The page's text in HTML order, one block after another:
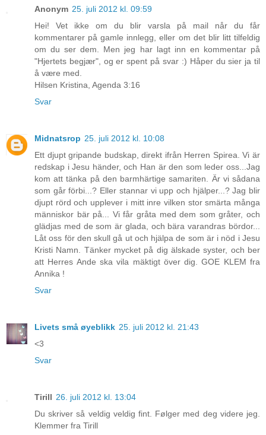
Anonym 25. juli 2012 kl. 09:59
Hei! Vet ikke om du blir varsla på mail når du får
kommentarer på gamle innlegg, eller om det blir litt tilfeldig
om du ser dem. Men jeg har lagt inn en kommentar på
"Hjertets begjær", og er spent på svar :) Håper du sier ja til
å være med.
Hilsen Kristina, Agenda 3:16
Svar
Midnatsrop 25. juli 2012 kl. 10:08
Ett djupt gripande budskap, direkt ifrån Herren Spirea. Vi är
redskap i Jesu händer, och Han är den som leder oss...Jag
kom att tänka på den barmhärtige samariten. Är vi sådana
som går förbi...? Eller stannar vi upp och hjälper...? Jag blir
djupt rörd och upplever i mitt inre vilken stor smärta många
människor bär på... Vi får gråta med dem som gråter, och
glädjas med de som är glada, och bära varandras bördor...
Låt oss för den skull gå ut och hjälpa de som är i nöd i Jesu
Kristi Namn. Tänker mycket på dig älskade syster, och ber
att Herres Ande ska vila mäktigt över dig. GOE KLEM fra
Annika !
Svar
Livets små øyeblikk 25. juli 2012 kl. 21:43
<3
Svar
Tirill 26. juli 2012 kl. 13:04
Du skriver så veldig veldig fint. Følger med deg videre jeg.
Klemmer fra Tirill